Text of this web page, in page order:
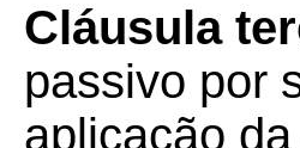
Cláusula
passivo por
aplicação